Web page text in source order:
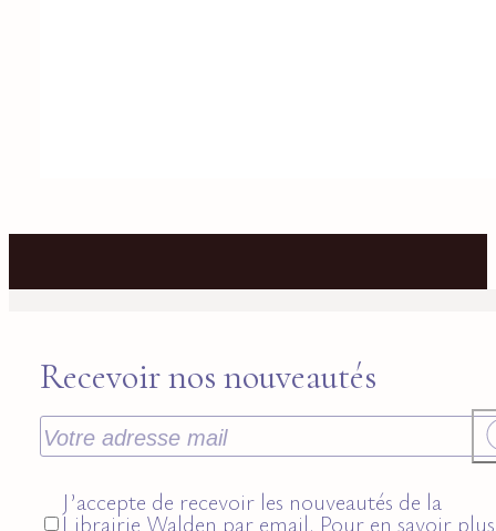
Recevoir nos nouveautés
J’accepte de recevoir les nouveautés de la
Librairie Walden par email. Pour en savoir